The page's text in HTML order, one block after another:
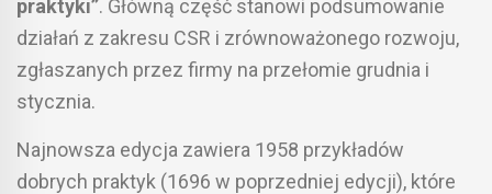
praktyki”. Główną część stanowi podsumowanie
działań z zakresu CSR i zrównoważonego rozwoju,
zgłaszanych przez firmy na przełomie grudnia i
stycznia.
Najnowsza edycja zawiera 1958 przykładów
dobrych praktyk (1696 w poprzedniej edycji), które